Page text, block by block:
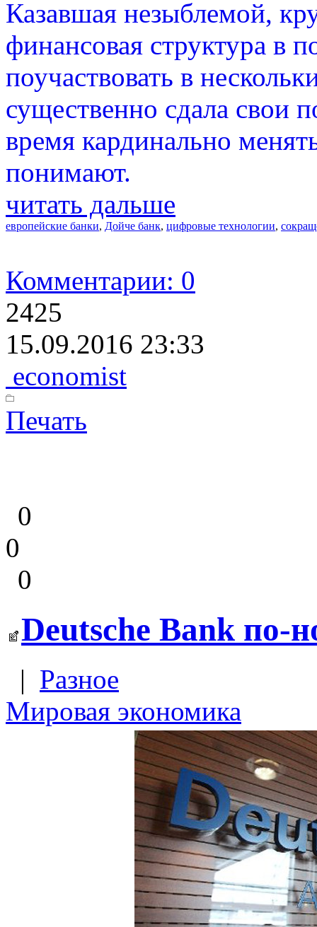
Казавшая незыблемой,
финансовая структура в
поучаствовать в
существенно сдала свои
время кардинально
понимают.
читать дальше
европейские банки, Дойче банк, цифровые технологии,
Комментарии: 0
2425
15.09.2016 23:33
economist
Печать
0
0
0
Deutsche Bank по-
| Разное
Мировая экономика